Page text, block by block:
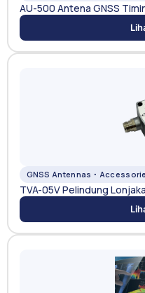
AU-500 Antena GNSS
GNSS Antennas・
TVA-05V Pelindung